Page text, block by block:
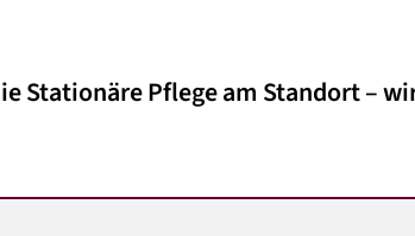
Stationäre Pflege am Standort –